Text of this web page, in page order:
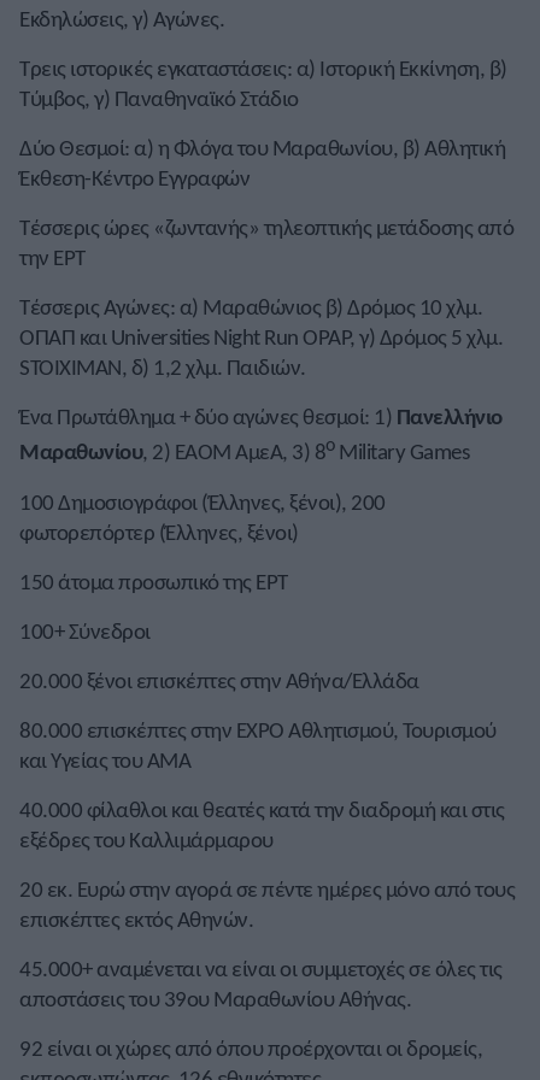
Εκδηλώσεις, γ) Αγώνες.
Τρεις ιστορικές εγκαταστάσεις: α) Ιστορική Εκκίνηση, β)
Τύμβος, γ) Παναθηναϊκό Στάδιο
Δύο Θεσμοί: α) η Φλόγα του Μαραθωνίου, β) Αθλητική
Έκθεση-Κέντρο Εγγραφών
Τέσσερις ώρες «ζωντανής» τηλεοπτικής μετάδοσης από
την ΕΡΤ
Τέσσερις Αγώνες: α) Μαραθώνιος β) Δρόμος 10 χλμ.
ΟΠΑΠ και Universities Night Run OPAP, γ) Δρόμος 5 χλμ.
STOIXIMAN, δ) 1,2 χλμ. Παιδιών.
Ένα Πρωτάθλημα + δύο αγώνες θεσμοί: 1) Πανελλήνιο
Μαραθωνίου, 2) ΕΑΟΜ ΑμεΑ, 3) 8οMilitary Games
100 Δημοσιογράφοι (Έλληνες, ξένοι), 200
φωτορεπόρτερ (Έλληνες, ξένοι)
150 άτομα προσωπικό της ΕΡΤ
100+ Σύνεδροι
20.000 ξένοι επισκέπτες στην Αθήνα/Ελλάδα
80.000 επισκέπτες στην EXPO Αθλητισμού, Τουρισμού
και Υγείας του ΑΜΑ
40.000 φίλαθλοι και θεατές κατά την διαδρομή και στις
εξέδρες του Καλλιμάρμαρου
20 εκ. Ευρώ στην αγορά σε πέντε ημέρες μόνο από τους
επισκέπτες εκτός Αθηνών.
45.000+ αναμένεται να είναι οι συμμετοχές σε όλες τις
αποστάσεις του 39ου Μαραθωνίου Αθήνας.
92 είναι οι χώρες από όπου προέρχονται οι δρομείς,